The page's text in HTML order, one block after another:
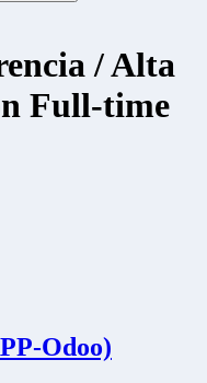
/ Alta
Full-time
Odoo)